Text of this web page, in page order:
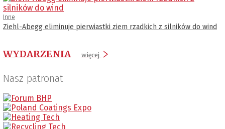
Inne
Ziehl-Abegg eliminuje pierwiastki ziem rzadkich z silników do wind
WYDARZENIA więcej
Nasz patronat